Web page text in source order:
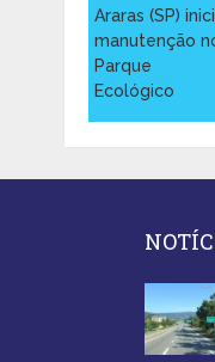
Araras (SP)
manutenção
Parque
Ecológico